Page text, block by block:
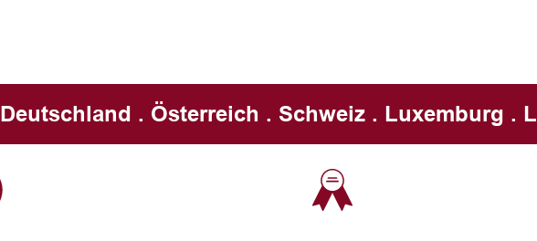
Deutschland . Österreich . Schweiz . Luxemburg .